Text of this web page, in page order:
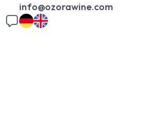
info@ozorawine.com